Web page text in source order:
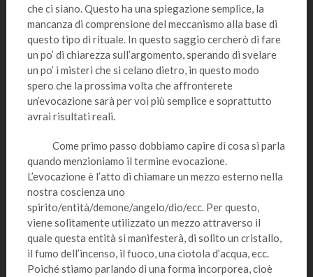
che ci siano. Questo ha una spiegazione semplice, la
mancanza di comprensione del meccanismo alla base di
questo tipo di rituale. In questo saggio cercherò di fare
un po’ di chiarezza sull’argomento, sperando di svelare
un po’ i misteri che si celano dietro, in questo modo
spero che la prossima volta che affronterete
un’evocazione sarà per voi più semplice e soprattutto
avrai risultati reali.
Come primo passo dobbiamo capire di cosa si parla
quando menzioniamo il termine evocazione.
L’evocazione è l’atto di chiamare un mezzo esterno nella
nostra coscienza uno
spirito/entità/demone/angelo/dio/ecc. Per questo,
viene solitamente utilizzato un mezzo attraverso il
quale questa entità si manifesterà, di solito un cristallo,
il fumo dell’incenso, il fuoco, una ciotola d’acqua, ecc.
Poiché stiamo parlando di una forma incorporea, cioè